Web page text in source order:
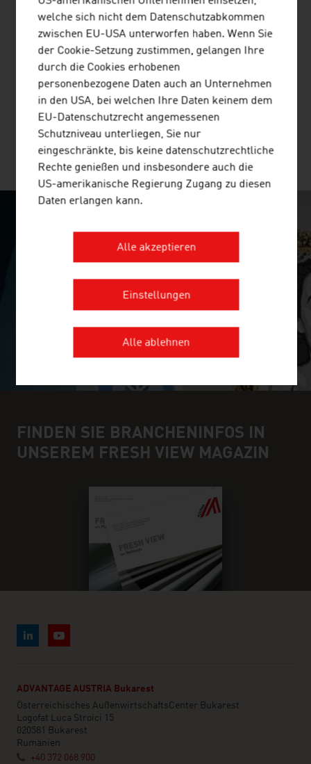
TOPPAN DIGITAL LANGUAGE GMBH
TOPPAN Digital Language GmbH ist eine mehrfach ISO-
zertifizierte Übersetzungsagentur (ISO 13485, ISO 17100,
ISO 9001, ISO 18587) mit Expertise in den Bereichen Life
Sciences, Maschinenbau und Software.
SURPRISINGLY INGENIOUS
video abspielen
FINDEN SIE BRANCHENINFOS IN
UNSEREM FRESH VIEW MAGAZIN
ADVANTAGE AUSTRIA Bukarest
Österreichisches AußenwirtschaftsCenter Bukarest
Logofat Luca Stroici 15
020581 Bukarest
Rumänien
+40 372 068 900
welche sich nicht dem Datenschutzabkommen
zwischen EU-USA unterworfen haben. Wenn Sie
der Cookie-Setzung zustimmen, gelangen Ihre
durch die Cookies erhobenen
personenbezogene Daten auch an Unternehmen
in den USA, bei welchen Ihre Daten keinem dem
EU-Datenschutzrecht angemessenen
Schutzniveau unterliegen, Sie nur
eingeschränkte, bis keine datenschutzrechtliche
Rechte genießen und insbesondere auch die
US-amerikanische Regierung Zugang zu diesen
Daten erlangen kann.
Alle akzeptieren
Einstellungen
Alle ablehnen